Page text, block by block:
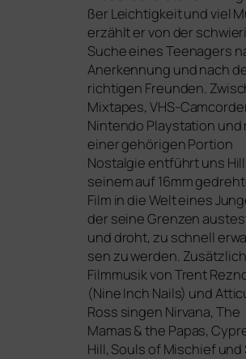
ßer Leichtigkeit und viel
erzählt er von der
Suche eines Teenagers
Anerkennung und nach
rich­ti­gen Freunden.
Mixtapes, VHS-
Nintendo Playstation und
einer gehö­ri­gen Portion
Nostalgie ent­führt uns
sei­nem auf 16mm
Film in die Welt eines
der sei­ne Grenzen
und droht, zu schnell
sen zu wer­den.
Filmmusik von Trent
(Nine Inch Nails) und
Ross sin­gen Nirvana, The
Mamas&the Papas,
Hill, Souls of Mischief und